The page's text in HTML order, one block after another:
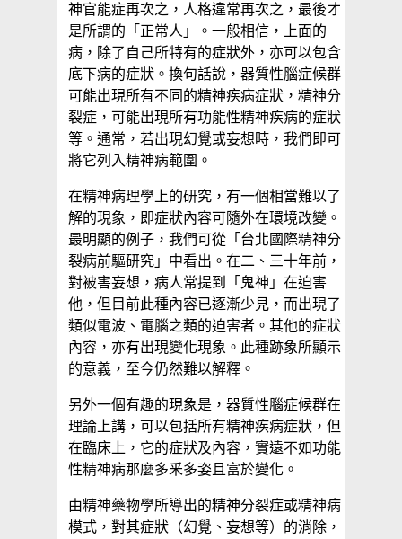
神官能症再次之，人格違常再次之，最後才
是所謂的「正常人」。一般相信，上面的
病，除了自己所特有的症狀外，亦可以包含
底下病的症狀。換句話說，器質性腦症候群
可能出現所有不同的精神疾病症狀，精神分
裂症，可能出現所有功能性精神疾病的症狀
等。通常，若出現幻覺或妄想時，我們即可
將它列入精神病範圍。
在精神病理學上的研究，有一個相當難以了
解的現象，即症狀內容可隨外在環境改變。
最明顯的例子，我們可從「台北國際精神分
裂病前驅研究」中看出。在二、三十年前，
對被害妄想，病人常提到「鬼神」在迫害
他，但目前此種內容已逐漸少見，而出現了
類似電波、電腦之類的迫害者。其他的症狀
內容，亦有出現變化現象。此種跡象所顯示
的意義，至今仍然難以解釋。
另外一個有趣的現象是，器質性腦症候群在
理論上講，可以包括所有精神疾病症狀，但
在臨床上，它的症狀及內容，實遠不如功能
性精神病那麼多釆多姿且富於變化。
由精神藥物學所導出的精神分裂症或精神病
模式，對其症狀（幻覺、妄想等）的消除，